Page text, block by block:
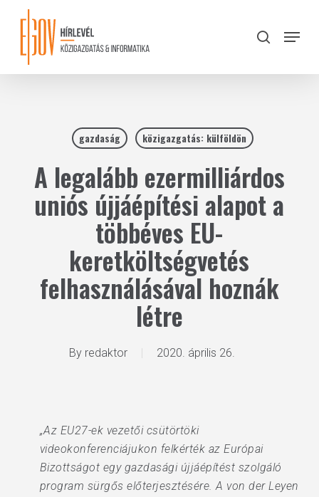
content
search
Menu
gazdaság közigazgatás: külföldön
A legalább ezermilliárdos
uniós újjáépítési alapot a
többéves EU-
keretköltségvetés
felhasználásával hoznák
létre
By redaktor 2020. április 26.
„Az EU27-ek vezetői csütörtöki
videokonferenciájukon felkérték az Európai
Bizottságot egy gazdasági újjáépítést szolgáló
program sürgős előterjesztésére. A von der Leyen
Close